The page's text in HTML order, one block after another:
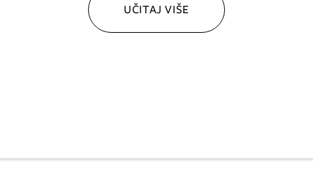
UČITAJ VIŠE